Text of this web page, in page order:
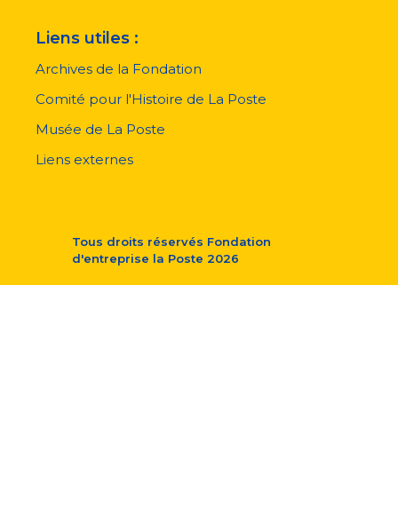
Liens utiles :
Archives de la Fondation
Comité pour l'Histoire de La Poste
Musée de La Poste
Liens externes
Tous droits réservés Fondation
d'entreprise la Poste 2026